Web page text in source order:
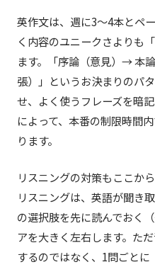
英作文は、週に3〜4本とペ
く内容のユニークさよりも
ます。「序論（意見）→ 本
張）」というお決まりのパ
せ、よく使うフレーズを暗
によって、本番の制限時間
ります。
リスニングの対策もここか
リスニングは、英語が聞き
の選択肢を先に読んでおく
アを大きく左右します。た
するのではなく、1問ごと